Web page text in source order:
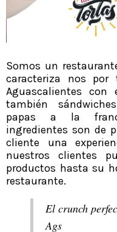
Somos un
caracteriza nos por
Aguascalientes con
también
papas a la
ingredientes son de
cliente una
nuestros clientes
productos hasta su
restaurante.
El crunch
Ags